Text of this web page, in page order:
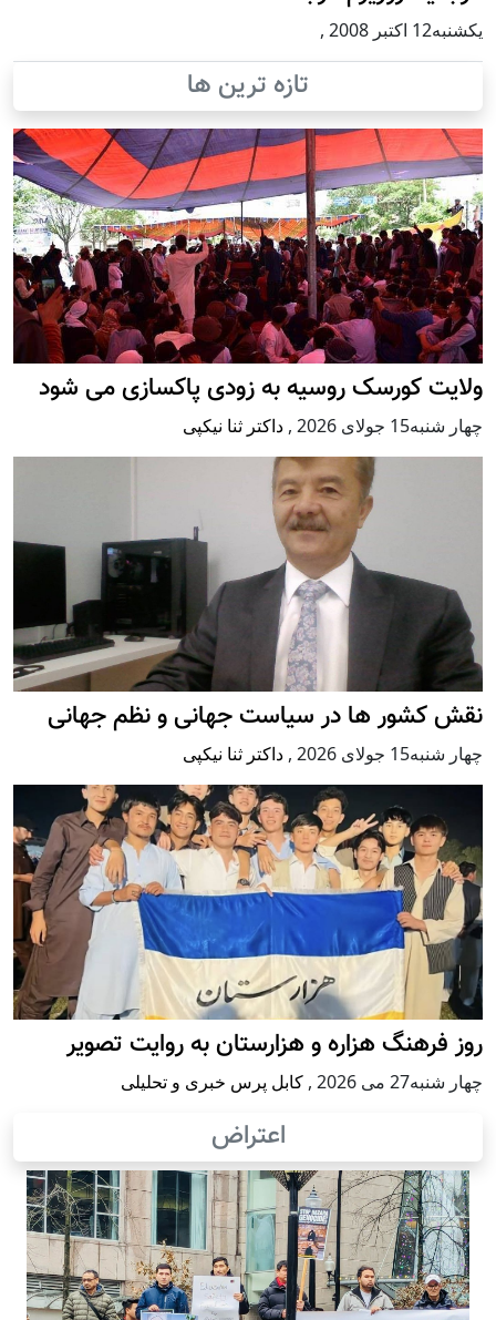
يكشنبه12 اكتبر 2008 ,
تازه ترین ها
ولایت کورسک روسیه به زودی پاکسازی می شود
چهار شنبه15 جولای 2026 , داکتر ثنا نیکپی
نقش کشور ها در سیاست جهانی و نظم جهانی
چهار شنبه15 جولای 2026 , داکتر ثنا نیکپی
روز فرهنگ هزاره و هزارستان به روایت تصویر
چهار شنبه27 می 2026 , کابل پرس خبری و تحلیلی
اعتراض